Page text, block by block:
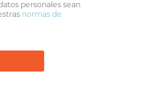
personales sean
normas de